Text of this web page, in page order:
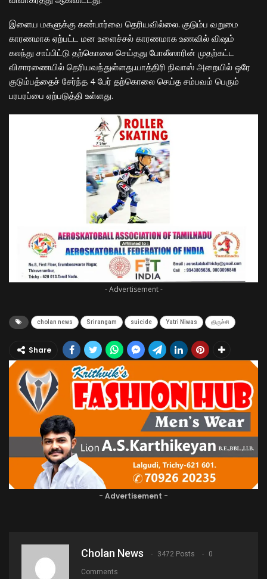
இளைய மகளுக்கு கண்பார்வை தெரியவில்லை. குடும்ப வறுமை
காரணமாக ஏற்பட்ட மன உளைச்சல் காரணமாக உணவில் விஷம்
கலந்து சாப்பிட்டு தற்கொலை செய்தது போலீஸாரின் முதற்கட்ட
விசாரணையில் தெரியவந்துள்ளது.யாத்திரி நிவாஸ் அறையில் ஒரே
குடும்பத்தைச் சேர்ந்த 4 பேர் தற்கொலை செய்த சம்பவம் பெரும்
பரபரப்பை ஏற்படுத்தி உள்ளது.
- Advertisement -
cholan news Srirangam suicide Yatri Niwas திருச்சி
Share
- Advertisement -
Cholan News 3472 Posts 0
Comments